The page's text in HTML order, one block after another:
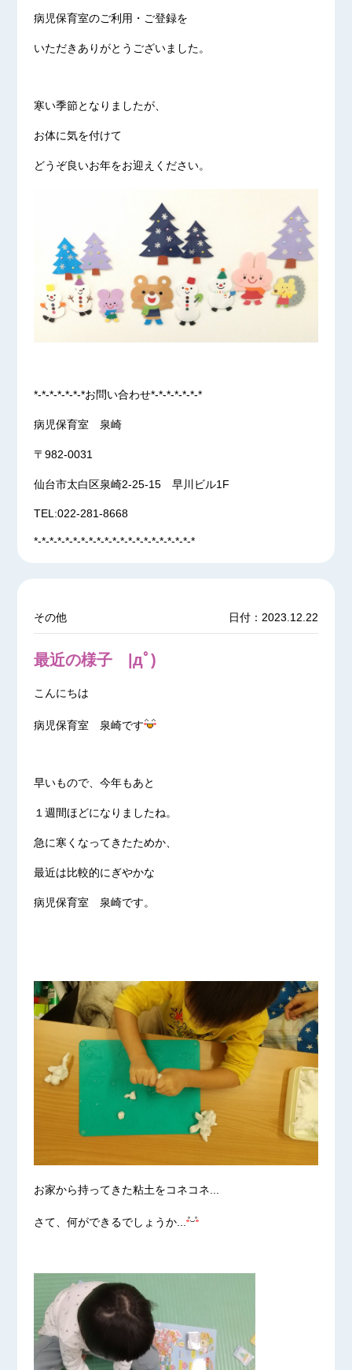
病児保育室のご利用・ご登録を
いただきありがとうございました。
寒い季節となりましたが、
お体に気を付けて
どうぞ良いお年をお迎えください。
*-*-*-*-*-*-*お問い合わせ*-*-*-*-*-*-*
病児保育室 泉崎
〒982-0031
仙台市太白区泉崎2-25-15 早川ビル1F
TEL:022-281-8668
*-*-*-*-*-*-*-*-*-*-*-*-*-*-*-*-*-*-*-*-*
その他 日付：2023.12.22
最近の様子 |дﾟ)
こんにちは
病児保育室 泉崎です
早いもので、今年もあと
１週間ほどになりましたね。
急に寒くなってきたためか、
最近は比較的にぎやかな
病児保育室 泉崎です。
お家から持ってきた粘土をコネコネ...
さて、何ができるでしょうか...